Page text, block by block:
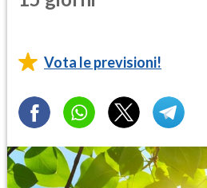
Vota le previsioni!